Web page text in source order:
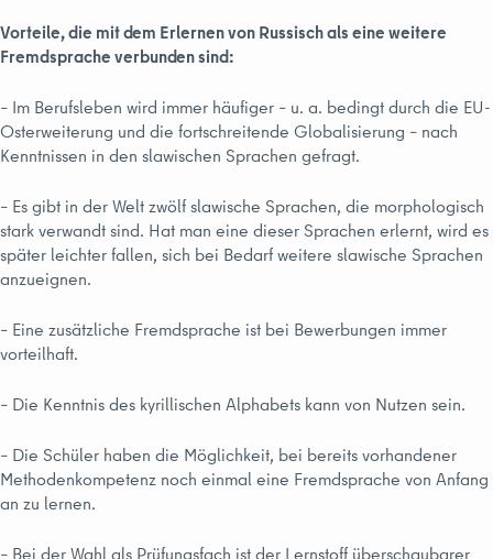
Vorteile, die mit dem Erlernen von Russisch als eine weitere
Fremdsprache verbunden sind:
– Im Berufsleben wird immer häufiger – u. a. bedingt durch die EU-
Osterweiterung und die fortschreitende Globalisierung – nach
Kenntnissen in den slawischen Sprachen gefragt.
– Es gibt in der Welt zwölf slawische Sprachen, die morphologisch
stark verwandt sind. Hat man eine dieser Sprachen erlernt, wird es
später leichter fallen, sich bei Bedarf weitere slawische Sprachen
anzueignen.
– Eine zusätzliche Fremdsprache ist bei Bewerbungen immer
vorteilhaft.
– Die Kenntnis des kyrillischen Alphabets kann von Nutzen sein.
– Die Schüler haben die Möglichkeit, bei bereits vorhandener
Methodenkompetenz noch einmal eine Fremdsprache von Anfang
an zu lernen.
– Bei der Wahl als Prüfungsfach ist der Lernstoff überschaubarer